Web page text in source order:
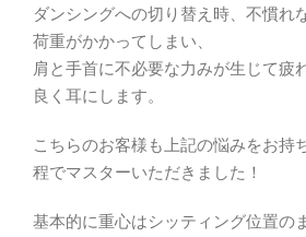
ダンシングへの切り替え時、不慣れ
荷重がかかってしまい、
肩と手首に不必要な力みが生じて疲
良く耳にします。
こちらのお客様も上記の悩みをお持
程でマスターいただきました！
基本的に重心はシッティング位置の